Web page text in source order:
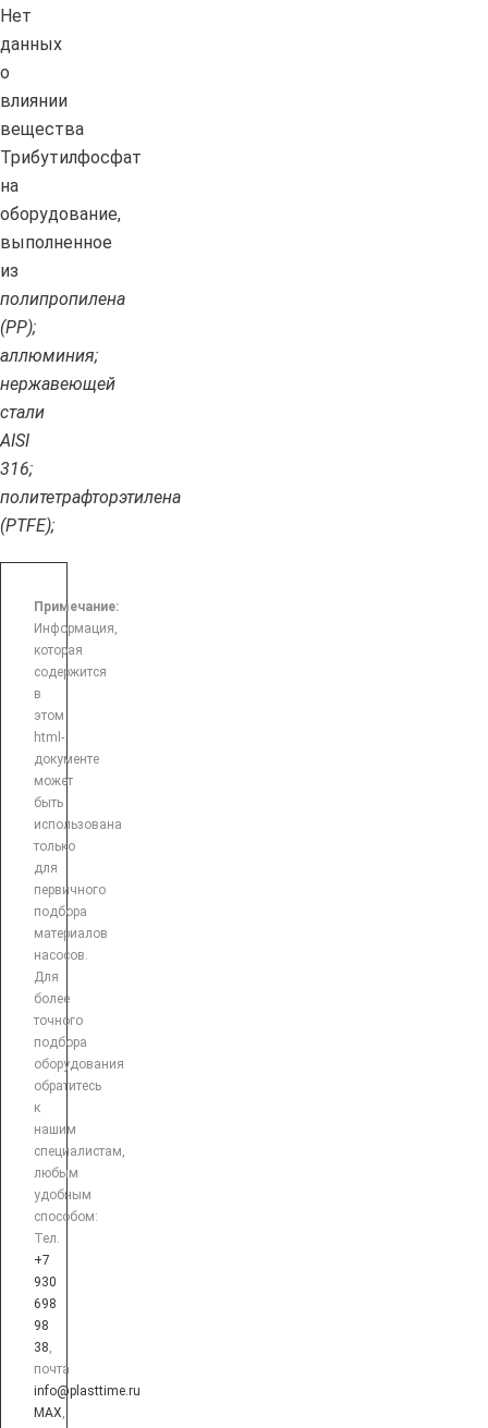
Нет
данных
о
влиянии
вещества
Трибутилфосфат
на
оборудование,
выполненное
из
полипропилена
(PP);
аллюминия;
нержавеющей
стали
AISI
316;
политетрафторэтилена
(PTFE);
Примечание:
Информация,
которая
содержится
в
этом
html-
документе
может
быть
использована
только
для
первичного
подбора
материалов
насосов.
Для
более
точного
подбора
оборудования
обратитесь
к
нашим
специалистам,
любым
удобным
способом:
Тел.
+7
930
698
98
38,
почта
info@plasttime.ru
MAX,